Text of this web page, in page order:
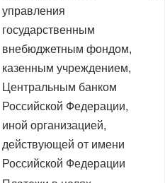
управления
государственным
внебюджетным фондом,
казенным учреждением,
Центральным банком
Российской Федерации,
иной организацией,
действующей от имени
Российской Федерации